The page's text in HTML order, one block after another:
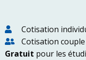
Cotisation
Cotisation couple
Gratuit pour les